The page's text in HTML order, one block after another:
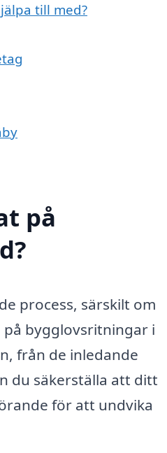
till med?
på
process, särskilt om
bygglovsritningar i
från de inledande
du säkerställa att ditt
för att undvika